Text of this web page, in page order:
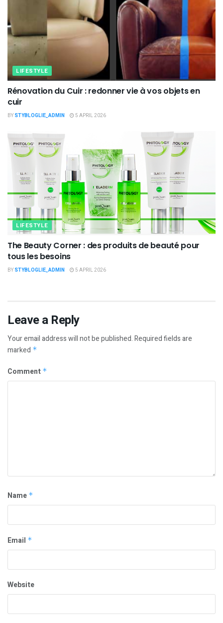
LIFESTYLE
Rénovation du Cuir : redonner vie à vos objets en
cuir
BY STYBLOGLIE_ADMIN 5 APRIL 2026
LIFESTYLE
The Beauty Corner : des produits de beauté pour
tous les besoins
BY STYBLOGLIE_ADMIN 5 APRIL 2026
Leave a Reply
Your email address will not be published.Required fields are
marked *
Comment *
Name *
Email *
Website